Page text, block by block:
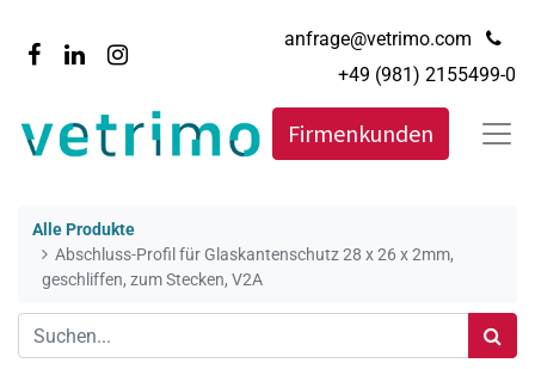
anfrage@vetrimo.com
+49 (981) 2155499-0
Firmenkunden
Alle Produkte
Abschluss-Profil für Glaskantenschutz 28 x 26 x 2mm,
geschliffen, zum Stecken, V2A